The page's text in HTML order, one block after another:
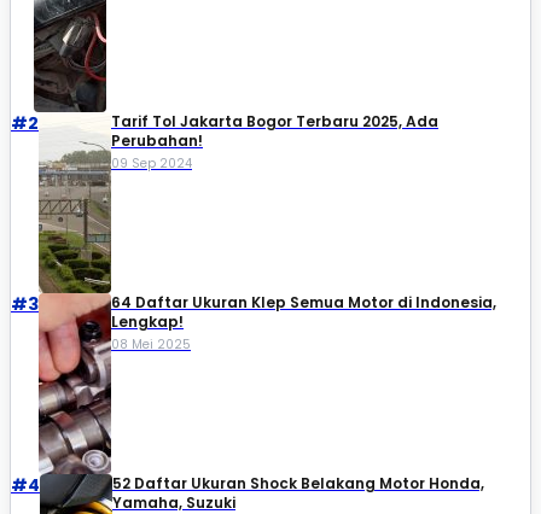
#2
Tarif Tol Jakarta Bogor Terbaru 2025, Ada
Perubahan!
09 Sep 2024
#3
64 Daftar Ukuran Klep Semua Motor di Indonesia,
Lengkap!
08 Mei 2025
#4
52 Daftar Ukuran Shock Belakang Motor Honda,
Yamaha, Suzuki​